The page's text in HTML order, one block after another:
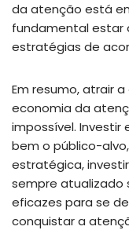
da atenção está
fundamental estar
estratégias de
Em resumo, atrair
economia da
impossível.
bem o público-
estratégica,
sempre atualizado
eficazes para se
conquistar a